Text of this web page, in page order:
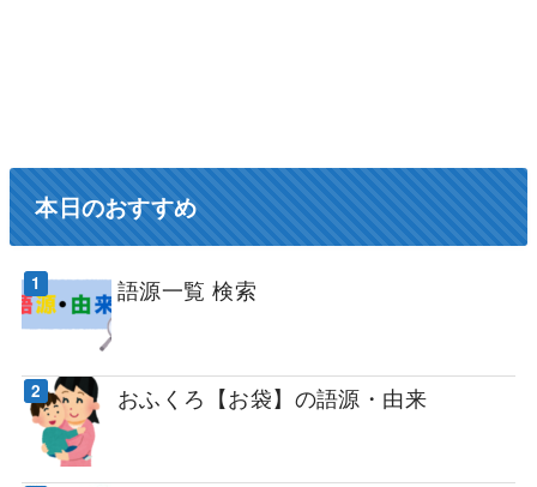
本日のおすすめ
語源一覧 検索
おふくろ【お袋】の語源・由来